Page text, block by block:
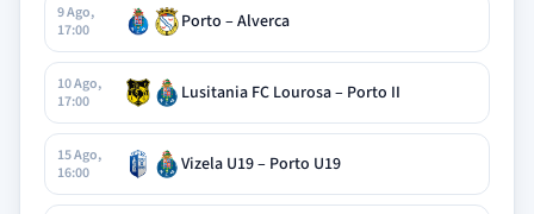
9 Ago,
17:00
Porto – Alverca
10 Ago,
17:00
Lusitania FC Lourosa – Porto II
15 Ago,
16:00
Vizela U19 – Porto U19